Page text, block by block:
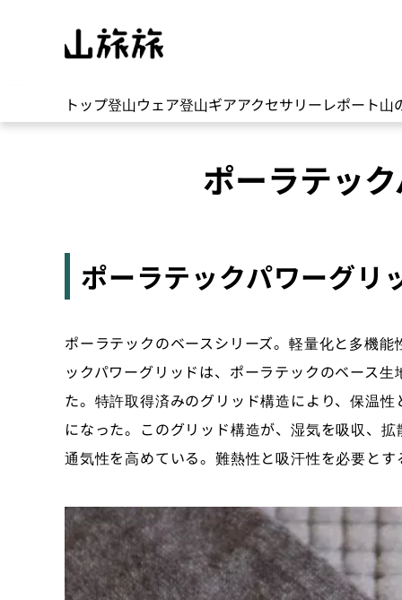
トップ登山ウェア登山ギアアクセサリーレポート山
ポーラテッ
ポーラテックパワーグリ
ポーラテックのベースシリーズ。軽量化と多機
ックパワーグリッドは、ポーラテックのベース
た。特許取得済みのグリッド構造により、保温
になった。このグリッド構造が、湿気を吸収、
通気性を高めている。難熱性と吸汗性を必要と